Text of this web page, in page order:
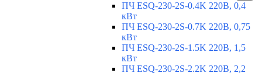
ПЧ ESQ-230-2S-0.4K 220В, 0,4
кВт
ПЧ ESQ-230-2S-0.7K 220В, 0,75
кВт
ПЧ ESQ-230-2S-1.5K 220В, 1,5
кВт
ПЧ ESQ-230-2S-2.2K 220В, 2,2